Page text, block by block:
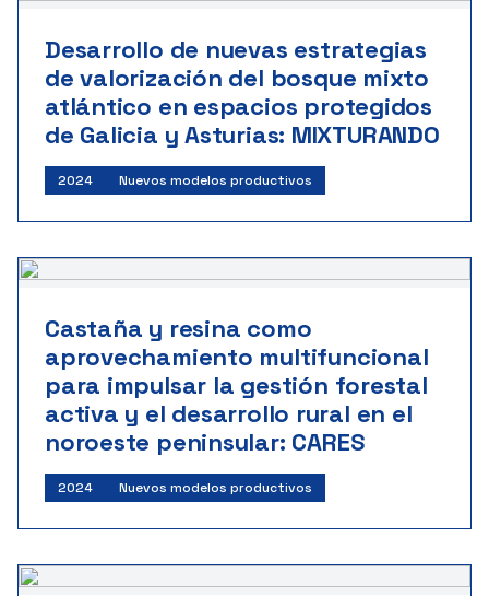
Desarrollo de nuevas estrategias
de valorización del bosque mixto
atlántico en espacios protegidos
de Galicia y Asturias: MIXTURANDO
2024 Nuevos modelos productivos
Castaña y resina como
aprovechamiento multifuncional
para impulsar la gestión forestal
activa y el desarrollo rural en el
noroeste peninsular: CARES
2024 Nuevos modelos productivos